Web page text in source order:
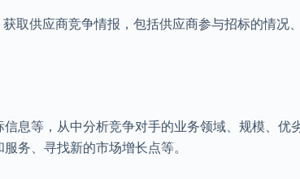
取供应商竞争情报，包括供应商参与招标的情况
息等，从中分析竞争对手的业务领域、规模、优
务、寻找新的市场增长点等。